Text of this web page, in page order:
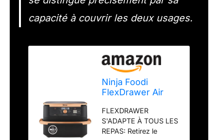
capacité à couvrir les deux usages.
Ninja Foodi
FlexDrawer Air
Compartiments,
10,4L, 7 en 1
AF500EUCP
FLEXDRAWER
S'ADAPTE À TOUS LES
REPAS: Retirez le